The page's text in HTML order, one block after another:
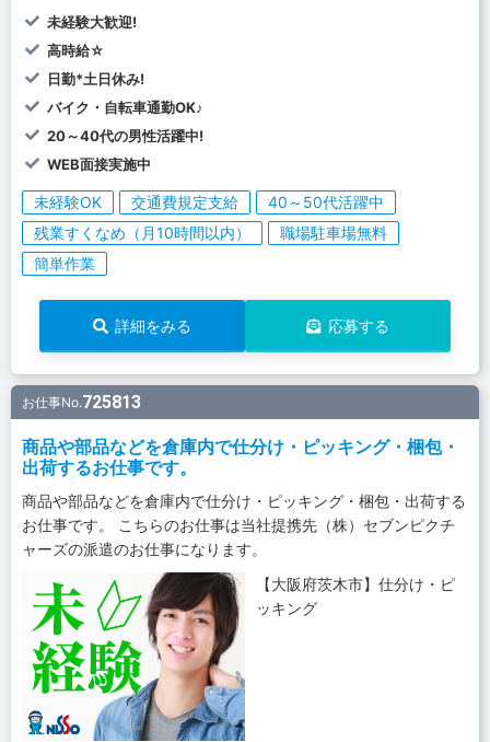
未経験大歓迎!
高時給☆
日勤*土日休み!
バイク・自転車通勤OK♪
20～40代の男性活躍中!
WEB面接実施中
未経験OK 交通費規定支給
40～50代活躍中
残業すくなめ（月10時間以内）
職場駐車場無料
簡単作業
詳細をみる 応募する
お仕事No.725813
商品や部品などを倉庫内で仕分け・ピッキング・梱包・
出荷するお仕事です。
商品や部品などを倉庫内で仕分け・ピッキング・梱包・出荷する
お仕事です。 こちらのお仕事は当社提携先（株）セブンピクチ
ャーズの派遣のお仕事になります。
【大阪府茨木市】仕分け・ピ
ッキング